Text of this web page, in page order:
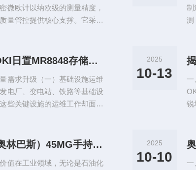
微欧计以纳欧级的测量精度，
量管控提供核心支撑。它采用
时间工作的精度漂移问题，设
制
测
在
下
应对严苛现场的全能选手：HIOKI日置MR8848存储记录仪深度解析
需求升级（一）基础设施运维
电厂、变电站、铁路等基础设
些关键设施的运维工作却面临
测量和长时间监测，才能判断
2025
10-13
一
锐
率
工业测厚全能手：EVIDENT（奥林巴斯）45MG手持式超声测厚仪深度解析
值在工业领域，无论是石油化
2025
10-10
一